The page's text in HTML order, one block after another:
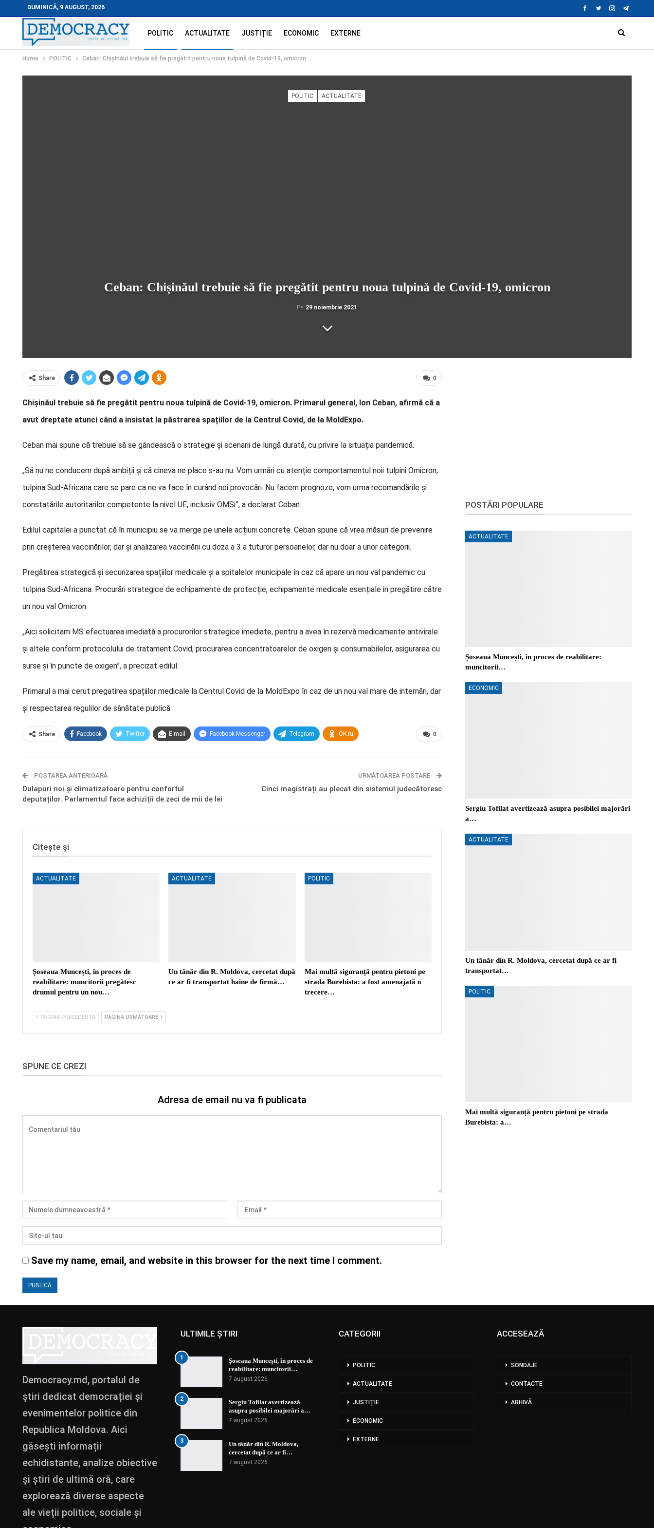
DUMINICĂ, 9 AUGUST, 2026
POLITIC ACTUALITATE JUSTIȚIE ECONOMIC EXTERNE
Home POLITIC Ceban: Chișinăul trebuie să fie pregătit pentru noua tulpină de Covid-19, omicron
POLITIC ACTUALITATE
Ceban: Chișinăul trebuie să fie pregătit pentru noua tulpină de Covid-19, omicron
Pe 29 noiembrie 2021
0
Share
Chișinăul trebuie să fie pregătit pentru noua tulpină de Covid-19, omicron. Primarul general, Ion Ceban, afirmă că a
avut dreptate atunci când a insistat la păstrarea spațiilor de la Centrul Covid, de la MoldExpo.
Ceban mai spune că trebuie să se gândească o strategie și scenarii de lungă durată, cu privire la situația pandemică.
„Să nu ne conducem după ambiții și că cineva ne place s-au nu. Vom urmări cu atenție comportamentul noii tulpini Omicron,
tulpina Sud-Africana care se pare ca ne va face în curând noi provocări. Nu facem prognoze, vom urma recomandările și
constatările autoritarilor competente la nivel UE, inclusiv OMSi”, a declarat Ceban.
Edilul capitalei a punctat că în municipiu se va merge pe unele acțiuni concrete. Ceban spune că vrea măsuri de prevenire
prin creșterea vaccinărilor, dar și analizarea vaccinării cu doza a 3 a tuturor persoanelor, dar nu doar a unor categorii.
Pregătirea strategică și securizarea spațiilor medicale și a spitalelor municipale în caz că apare un nou val pandemic cu
tulpina Sud-Africana. Procurări strategice de echipamente de protecție, echipamente medicale esențiale in pregătire către
un nou val Omicron.
„Aici solicitam MS efectuarea imediată a procurorilor strategice imediate, pentru a avea în rezervă medicamente antivirale
și altele conform protocolului de tratament Covid, procurarea concentratoarelor de oxigen și consumabilelor, asigurarea cu
surse și în puncte de oxigen”, a precizat edilul.
Primarul a mai cerut pregatirea spațiilor medicale la Centrul Covid de la MoldExpo în caz de un nou val mare de internări, dar
și respectarea regulilor de sănătate publică.
0
Share Facebook Twitter E-mail Facebook Messenger Telegram OK.ru
POSTAREA ANTERIOARĂ
Dulapuri noi și climatizatoare pentru confortul
deputaților. Parlamentul face achiziții de zeci de mii de lei
URMĂTOAREA POSTARE
Cinci magistrați au plecat din sistemul judecătoresc
Citește și
ACTUALITATE
Șoseaua Muncești, în proces de
reabilitare: muncitorii pregătesc
drumul pentru un nou…
ACTUALITATE
Un tânăr din R. Moldova, cercetat după
ce ar fi transportat haine de firmă…
POLITIC
Mai multă siguranță pentru pietoni pe
strada Burebista: a fost amenajată o
trecere…
PAGINA PRECEDENTĂ PAGINA URMĂTOARE
SPUNE CE CREZI
Adresa de email nu va fi publicata
Save my name, email, and website in this browser for the next time I comment.
POSTĂRI POPULARE
ACTUALITATE
Șoseaua Muncești, în proces de reabilitare:
muncitorii…
ECONOMIC
Sergiu Tofilat avertizează asupra posibilei majorări
a…
ACTUALITATE
Un tânăr din R. Moldova, cercetat după ce ar fi
transportat…
POLITIC
Mai multă siguranță pentru pietoni pe strada
Burebista: a…
Democracy.md, portalul de
știri dedicat democrației și
evenimentelor politice din
Republica Moldova. Aici
găsești informații
echidistante, analize obiective
și știri de ultimă oră, care
explorează diverse aspecte
ale vieții politice, sociale și
ULTIMILE ȘTIRI
1
Șoseaua Muncești, în proces de
reabilitare: muncitorii…
7 august 2026
2
Sergiu Tofilat avertizează
asupra posibilei majorări a…
7 august 2026
3
Un tânăr din R. Moldova,
cercetat după ce ar fi…
7 august 2026
CATEGORII
POLITIC
ACTUALITATE
JUSTIȚIE
ECONOMIC
EXTERNE
ACCESEAZĂ
SONDAJE
CONTACTE
ARHIVĂ